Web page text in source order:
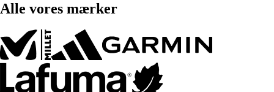
Alle vores mærker